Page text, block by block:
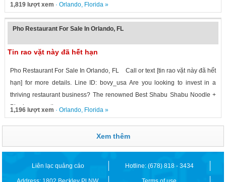
1,819 lượt xem · Orlando, Florida»
Pho Restaurant For Sale In Orlando, FL
Tin rao vặt này đã hết hạn
Pho Restaurant For Sale In Orlando, FL Call or text [tin rao vặt này đã hết
hạn] for more details. Line ID: bovy_usa Are you looking to invest in a
thriving restaurant business? The renowned Best Shabu Shabu Noodle +
Pho is now on the...
1,196 lượt xem · Orlando, Florida»
Xem thêm
Liên lạc quảng cáo Hotline: (678) 818 - 3434